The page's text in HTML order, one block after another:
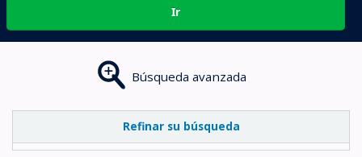
Ir
Búsqueda avanzada
Refinar su búsqueda